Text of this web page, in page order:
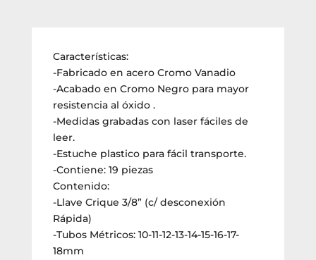
Características:
-Fabricado en acero Cromo Vanadio
-Acabado en Cromo Negro para mayor
resistencia al óxido .
-Medidas grabadas con laser fáciles de
leer.
-Estuche plastico para fácil transporte.
-Contiene: 19 piezas
Contenido:
-Llave Crique 3/8” (c/ desconexión
Rápida)
-Tubos Métricos: 10-11-12-13-14-15-16-17-
18mm